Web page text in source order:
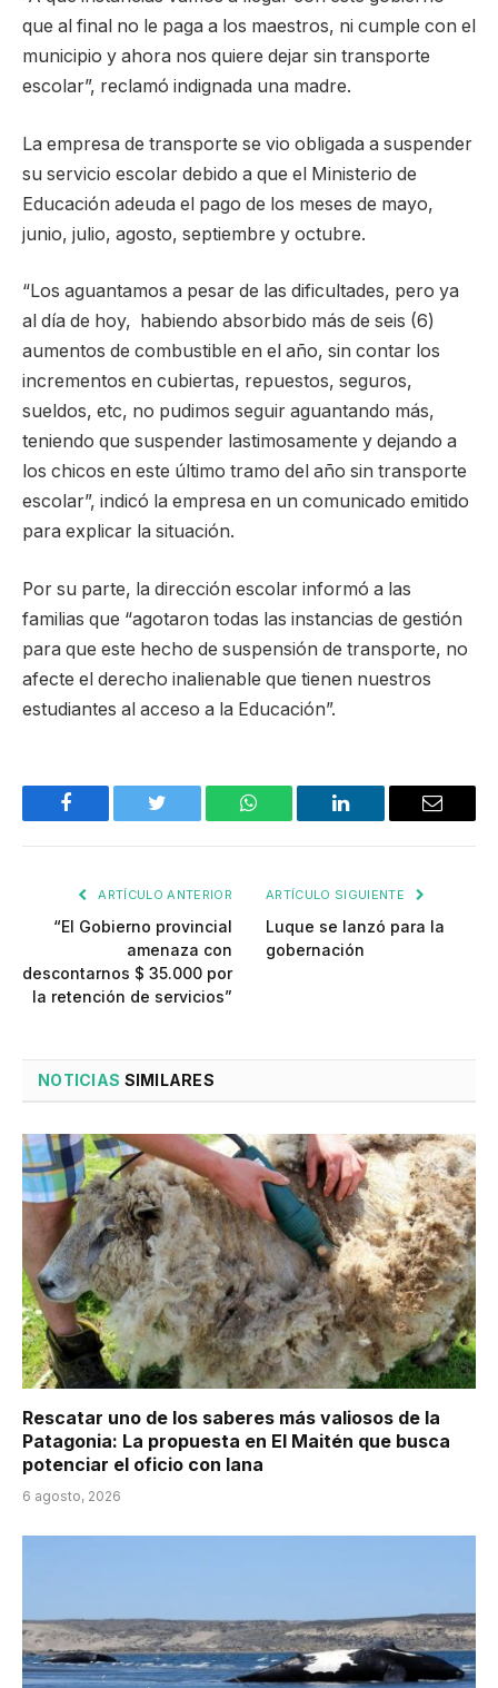
que al final no le paga a los maestros, ni cumple con el
municipio y ahora nos quiere dejar sin transporte
escolar”, reclamó indignada una madre.
La empresa de transporte se vio obligada a suspender
su servicio escolar debido a que el Ministerio de
Educación adeuda el pago de los meses de mayo,
junio, julio, agosto, septiembre y octubre.
“Los aguantamos a pesar de las dificultades, pero ya
al día de hoy, habiendo absorbido más de seis (6)
aumentos de combustible en el año, sin contar los
incrementos en cubiertas, repuestos, seguros,
sueldos, etc, no pudimos seguir aguantando más,
teniendo que suspender lastimosamente y dejando a
los chicos en este último tramo del año sin transporte
escolar”, indicó la empresa en un comunicado emitido
para explicar la situación.
Por su parte, la dirección escolar informó a las
familias que “agotaron todas las instancias de gestión
para que este hecho de suspensión de transporte, no
afecte el derecho inalienable que tienen nuestros
estudiantes al acceso a la Educación”.
Facebook Twitter WhatsApp LinkedIn Email
ARTÍCULO ANTERIOR
“El Gobierno provincial
amenaza con
descontarnos $ 35.000 por
la retención de servicios”
ARTÍCULO SIGUIENTE
Luque se lanzó para la
gobernación
NOTICIAS SIMILARES
Rescatar uno de los saberes más valiosos de la
Patagonia: La propuesta en El Maitén que busca
potenciar el oficio con lana
6 agosto, 2026